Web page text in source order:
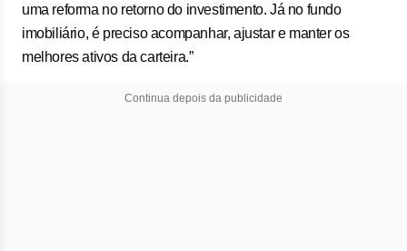
uma reforma no retorno do investimento. Já no fundo
imobiliário, é preciso acompanhar, ajustar e manter os
melhores ativos da carteira.”
Continua depois da publicidade